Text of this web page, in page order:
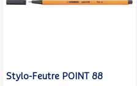
Stylo-Feutre POINT 88